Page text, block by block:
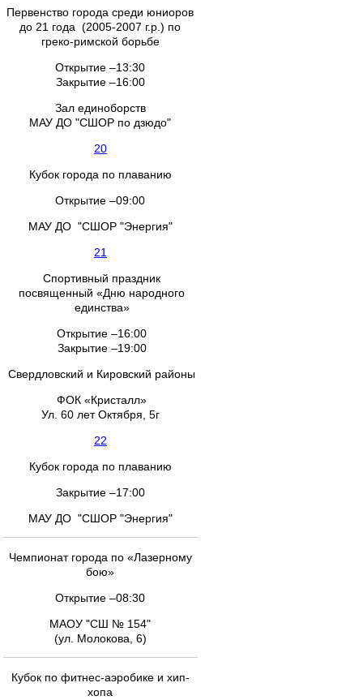
Первенство города среди юниоров
до 21 года (2005-2007 г.р.) по
греко-римской борьбе
Открытие –13:30
Закрытие –16:00
Зал единоборств
МАУ ДО "СШОР по дзюдо"
20
Кубок города по плаванию
Открытие –09:00
МАУ ДО "СШОР "Энергия"
21
Спортивный праздник
посвященный «Дню народного
единства»
Открытие –16:00
Закрытие –19:00
Свердловский и Кировский районы
ФОК «Кристалл»
Ул. 60 лет Октября, 5г
22
Кубок города по плаванию
Закрытие –17:00
МАУ ДО "СШОР "Энергия"
Чемпионат города по «Лазерному
бою»
Открытие –08:30
МАОУ "СШ № 154"
(ул. Молокова, 6)
Кубок по фитнес-аэробике и хип-
хопа